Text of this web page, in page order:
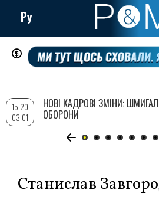
Перейти
до
вмісту
Ру
Станислав
15:20
03.01
НОВІ КАДРОВІ ЗМІНИ:
ОБОРОНИ